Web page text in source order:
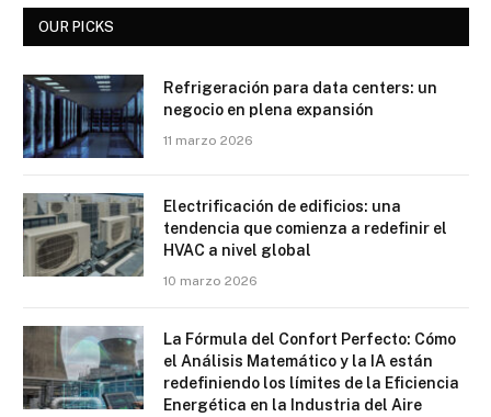
OUR PICKS
Refrigeración para data centers: un
negocio en plena expansión
11 marzo 2026
Electrificación de edificios: una
tendencia que comienza a redefinir el
HVAC a nivel global
10 marzo 2026
La Fórmula del Confort Perfecto: Cómo
el Análisis Matemático y la IA están
redefiniendo los límites de la Eficiencia
Energética en la Industria del Aire